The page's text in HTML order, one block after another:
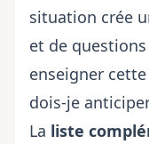
situation crée
et de
enseigner
dois-je
La liste